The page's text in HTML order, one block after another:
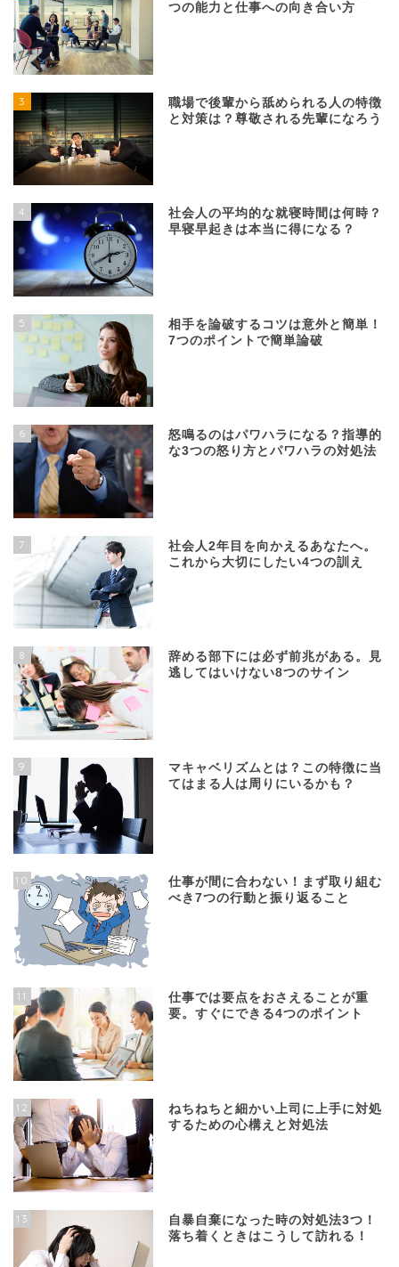
つの能力と仕事への向き合い方
3
職場で後輩から舐められる人の特徴
と対策は？尊敬される先輩になろう
4
社会人の平均的な就寝時間は何時？
早寝早起きは本当に得になる？
5
相手を論破するコツは意外と簡単！
7つのポイントで簡単論破
6
怒鳴るのはパワハラになる？指導的
な3つの怒り方とパワハラの対処法
7
社会人2年目を向かえるあなたへ。
これから大切にしたい4つの訓え
8
辞める部下には必ず前兆がある。見
逃してはいけない8つのサイン
9
マキャベリズムとは？この特徴に当
てはまる人は周りにいるかも？
10
仕事が間に合わない！まず取り組む
べき7つの行動と振り返ること
11
仕事では要点をおさえることが重
要。すぐにできる4つのポイント
12
ねちねちと細かい上司に上手に対処
するための心構えと対処法
13
自暴自棄になった時の対処法3つ！
落ち着くときはこうして訪れる！